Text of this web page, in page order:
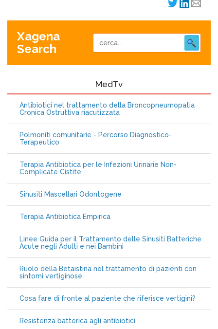
Xagena
Search
MedTv
Antibiotici nel trattamento della Broncopneumopatia
Cronica Ostruttiva riacutizzata
Polmoniti comunitarie - Percorso Diagnostico-
Terapeutico
Terapia Antibiotica per le Infezioni Urinarie Non-
Complicate Cistite
Sinusiti Mascellari Odontogene
Terapia Antibiotica Empirica
Linee Guida per il Trattamento delle Sinusiti Batteriche
Acute negli Adulti e nei Bambini
Ruolo della Betaistina nel trattamento di pazienti con
sintomi vertiginose
Cosa fare di fronte al paziente che riferisce vertigini?
Resistenza batterica agli antibiotici